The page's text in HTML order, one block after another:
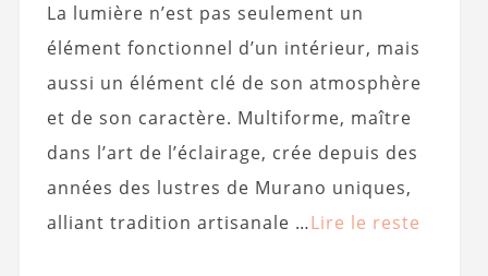
La lumière n’est pas seulement un
élément fonctionnel d’un intérieur, mais
aussi un élément clé de son atmosphère
et de son caractère. Multiforme, maître
dans l’art de l’éclairage, crée depuis des
années des lustres de Murano uniques,
alliant tradition artisanale …Lire le reste